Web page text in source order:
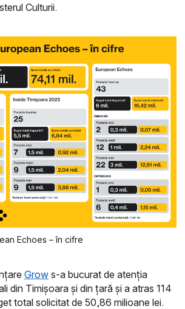
Culturii.
Echoes – în cifre
Grow s-a bucurat de atenția
din Timișoara și din țară și a atras 114
total solicitat de 50,86 milioane lei.